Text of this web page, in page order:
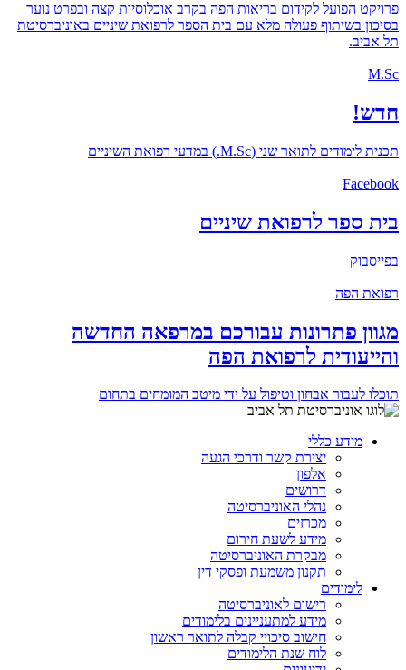
פרויקט הפועל לקידום בריאות הפה בקרב אוכלוסיות קצה ובפרט נוער
בסיכון בשיתוף פעולה מלא עם בית הספר לרפואת שיניים באוניברסיטת
תל אביב.
M.Sc
חדש!
תכנית לימודים לתואר שני (M.Sc.) במדעי רפואת השיניים
Facebook
בית ספר לרפואת שיניים
בפייסבוק
רפואת הפה
מגוון פתרונות עבורכם במרפאה החדשה
והייעודית לרפואת הפה
תוכלו לעבור אבחון וטיפול על ידי מיטב המומחים בתחום
מידע כללי
יצירת קשר ודרכי הגעה
אלפון
דרושים
נהלי האוניברסיטה
מכרזים
מידע לשעת חירום
מבקרת האוניברסיטה
תקנון משמעת ופסקי דין
לימודים
רישום לאוניברסיטה
מידע למתעניינים בלימודים
חישוב סיכויי קבלה לתואר ראשון
לוח שנת הלימודים